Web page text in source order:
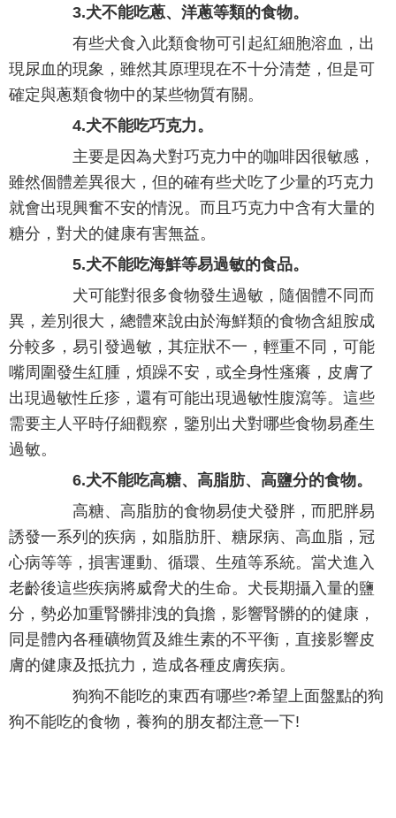
3.犬不能吃蔥、洋蔥等類的食物。
有些犬食入此類食物可引起紅細胞溶血，出
現尿血的現象，雖然其原理現在不十分清楚，但是可
確定與蔥類食物中的某些物質有關。
4.犬不能吃巧克力。
主要是因為犬對巧克力中的咖啡因很敏感，
雖然個體差異很大，但的確有些犬吃了少量的巧克力
就會出現興奮不安的情況。而且巧克力中含有大量的
糖分，對犬的健康有害無益。
5.犬不能吃海鮮等易過敏的食品。
犬可能對很多食物發生過敏，隨個體不同而
異，差別很大，總體來說由於海鮮類的食物含組胺成
分較多，易引發過敏，其症狀不一，輕重不同，可能
嘴周圍發生紅腫，煩躁不安，或全身性瘙癢，皮膚了
出現過敏性丘疹，還有可能出現過敏性腹瀉等。這些
需要主人平時仔細觀察，鑒別出犬對哪些食物易產生
過敏。
6.犬不能吃高糖、高脂肪、高鹽分的食物。
高糖、高脂肪的食物易使犬發胖，而肥胖易
誘發一系列的疾病，如脂肪肝、糖尿病、高血脂，冠
心病等等，損害運動、循環、生殖等系統。當犬進入
老齡後這些疾病將威脅犬的生命。犬長期攝入量的鹽
分，勢必加重腎髒排洩的負擔，影響腎髒的的健康，
同是體內各種礦物質及維生素的不平衡，直接影響皮
膚的健康及抵抗力，造成各種皮膚疾病。
狗狗不能吃的東西有哪些?希望上面盤點的狗
狗不能吃的食物，養狗的朋友都注意一下!